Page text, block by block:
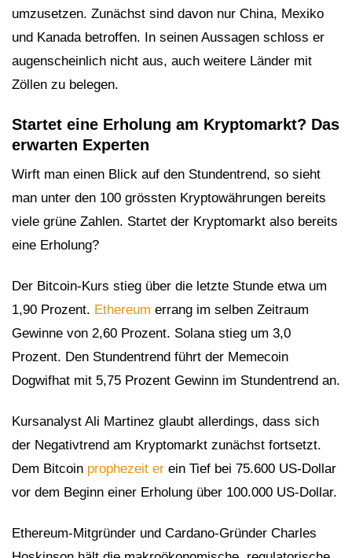
umzusetzen. Zunächst sind davon nur China, Mexiko
und Kanada betroffen. In seinen Aussagen schloss er
augenscheinlich nicht aus, auch weitere Länder mit
Zöllen zu belegen.
Startet eine Erholung am Kryptomarkt? Das
erwarten Experten
Wirft man einen Blick auf den Stundentrend, so sieht
man unter den 100 grössten Kryptowährungen bereits
viele grüne Zahlen. Startet der Kryptomarkt also bereits
eine Erholung?
Der Bitcoin-Kurs stieg über die letzte Stunde etwa um
1,90 Prozent. Ethereum errang im selben Zeitraum
Gewinne von 2,60 Prozent. Solana stieg um 3,0
Prozent. Den Stundentrend führt der Memecoin
Dogwifhat mit 5,75 Prozent Gewinn im Stundentrend an.
Kursanalyst Ali Martinez glaubt allerdings, dass sich
der Negativtrend am Kryptomarkt zunächst fortsetzt.
Dem Bitcoin prophezeit er ein Tief bei 75.600 US-Dollar
vor dem Beginn einer Erholung über 100.000 US-Dollar.
Ethereum-Mitgründer und Cardano-Gründer Charles